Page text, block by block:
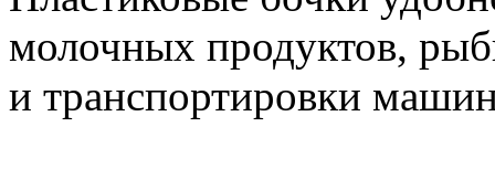
молочных продуктов,
и транспортировки